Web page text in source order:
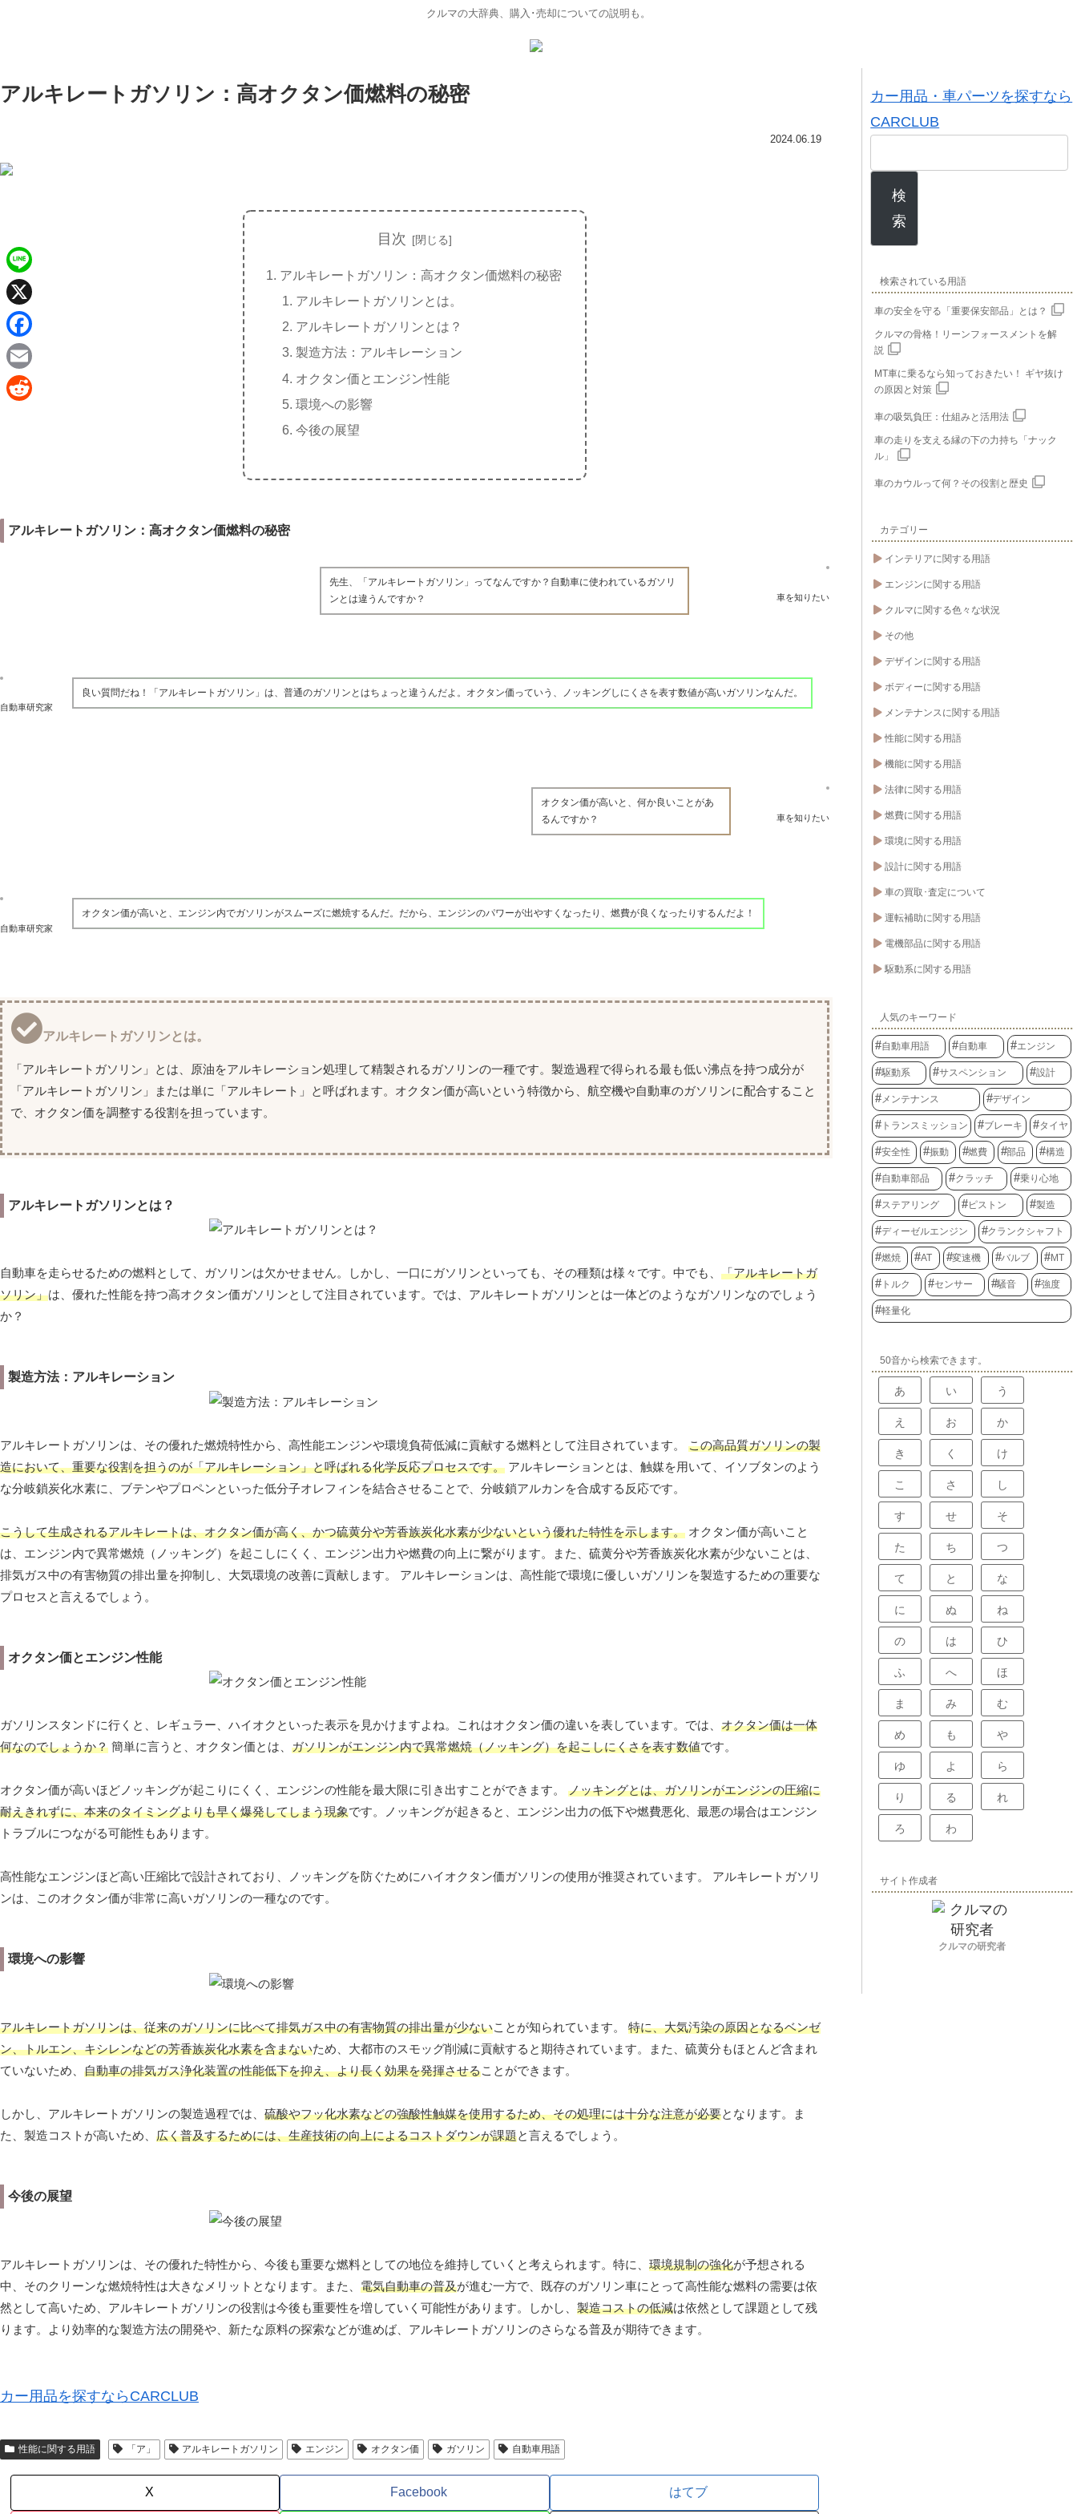
クルマの大辞典、購入･売却についての説明も。
アルキレートガソリン：高オクタン価燃料の秘密
2024.06.19
目次
アルキレートガソリン：高オクタン価燃料の秘密
アルキレートガソリンとは。
アルキレートガソリンとは？
製造方法：アルキレーション
オクタン価とエンジン性能
環境への影響
今後の展望
アルキレートガソリン：高オクタン価燃料の秘密
車を知りたい
先生、「アルキレートガソリン」ってなんですか？自動車に使われているガソリ
ンとは違うんですか？
自動車研究家
良い質問だね！「アルキレートガソリン」は、普通のガソリンとはちょっと違うんだよ。オクタン価っていう、ノッキングしにくさを表す数値が高いガソリンなんだ。
車を知りたい
オクタン価が高いと、何か良いことがあ
るんですか？
自動車研究家
オクタン価が高いと、エンジン内でガソリンがスムーズに燃焼するんだ。だから、エンジンのパワーが出やすくなったり、燃費が良くなったりするんだよ！
アルキレートガソリンとは。
「アルキレートガソリン」とは、原油をアルキレーション処理して精製されるガソリンの一種です。製造過程で得られる最も低い沸点を持つ成分が
「アルキレートガソリン」または単に「アルキレート」と呼ばれます。オクタン価が高いという特徴から、航空機や自動車のガソリンに配合すること
で、オクタン価を調整する役割を担っています。
アルキレートガソリンとは？
自動車を走らせるための燃料として、ガソリンは欠かせません。しかし、一口にガソリンといっても、その種類は様々です。中でも、 「アルキレートガ
ソリン」は、優れた性能を持つ高オクタン価ガソリンとして注目されています。では、アルキレートガソリンとは一体どのようなガソリンなのでしょう
か？
製造方法：アルキレーション
アルキレートガソリンは、その優れた燃焼特性から、高性能エンジンや環境負荷低減に貢献する燃料として注目されています。 この高品質ガソリンの製
造において、重要な役割を担うのが「アルキレーション」と呼ばれる化学反応プロセスです。 アルキレーションとは、触媒を用いて、イソブタンのよう
な分岐鎖炭化水素に、ブテンやプロペンといった低分子オレフィンを結合させることで、分岐鎖アルカンを合成する反応です。
こうして生成されるアルキレートは、オクタン価が高く、かつ硫黄分や芳香族炭化水素が少ないという優れた特性を示します。 オクタン価が高いこと
は、エンジン内で異常燃焼（ノッキング）を起こしにくく、エンジン出力や燃費の向上に繋がります。また、硫黄分や芳香族炭化水素が少ないことは、
排気ガス中の有害物質の排出量を抑制し、大気環境の改善に貢献します。 アルキレーションは、高性能で環境に優しいガソリンを製造するための重要な
プロセスと言えるでしょう。
オクタン価とエンジン性能
ガソリンスタンドに行くと、レギュラー、ハイオクといった表示を見かけますよね。これはオクタン価の違いを表しています。では、 オクタン価は一体
何なのでしょうか？ 簡単に言うと、オクタン価とは、 ガソリンがエンジン内で異常燃焼（ノッキング）を起こしにくさを表す数値です。
オクタン価が高いほどノッキングが起こりにくく、エンジンの性能を最大限に引き出すことができます。 ノッキングとは、ガソリンがエンジンの圧縮に
耐えきれずに、本来のタイミングよりも早く爆発してしまう現象です。ノッキングが起きると、エンジン出力の低下や燃費悪化、最悪の場合はエンジン
トラブルにつながる可能性もあります。
高性能なエンジンほど高い圧縮比で設計されており、ノッキングを防ぐためにハイオクタン価ガソリンの使用が推奨されています。 アルキレートガソリ
ンは、このオクタン価が非常に高いガソリンの一種なのです。
環境への影響
アルキレートガソリンは、従来のガソリンに比べて排気ガス中の有害物質の排出量が少ないことが知られています。 特に、大気汚染の原因となるベンゼ
ン、トルエン、キシレンなどの芳香族炭化水素を含まないため、大都市のスモッグ削減に貢献すると期待されています。また、硫黄分もほとんど含まれ
ていないため、 自動車の排気ガス浄化装置の性能低下を抑え、より長く効果を発揮させることができます。
しかし、アルキレートガソリンの製造過程では、 硫酸やフッ化水素などの強酸性触媒を使用するため、その処理には十分な注意が必要となります。ま
た、製造コストが高いため、 広く普及するためには、生産技術の向上によるコストダウンが課題と言えるでしょう。
今後の展望
アルキレートガソリンは、その優れた特性から、今後も重要な燃料としての地位を維持していくと考えられます。特に、 環境規制の強化が予想される
中、そのクリーンな燃焼特性は大きなメリットとなります。また、 電気自動車の普及が進む一方で、既存のガソリン車にとって高性能な燃料の需要は依
然として高いため、アルキレートガソリンの役割は今後も重要性を増していく可能性があります。しかし、 製造コストの低減は依然として課題として残
ります。より効率的な製造方法の開発や、新たな原料の探索などが進めば、アルキレートガソリンのさらなる普及が期待できます。
カー用品を探すならCARCLUB
性能に関する用語 「ア」 アルキレートガソリン エンジン オクタン価 ガソリン 自動車用語
X Facebook はてブ
カー用品・車パーツを探すなら
CARCLUB
検
索
検索されている用語
車の安全を守る「重要保安部品」とは？
クルマの骨格！リーンフォースメントを解
説
MT車に乗るなら知っておきたい！ ギヤ抜け
の原因と対策
車の吸気負圧：仕組みと活用法
車の走りを支える縁の下の力持ち「ナック
ル」
車のカウルって何？その役割と歴史
カテゴリー
インテリアに関する用語
エンジンに関する用語
クルマに関する色々な状況
その他
デザインに関する用語
ボディーに関する用語
メンテナンスに関する用語
性能に関する用語
機能に関する用語
法律に関する用語
燃費に関する用語
環境に関する用語
設計に関する用語
車の買取･査定について
運転補助に関する用語
電機部品に関する用語
駆動系に関する用語
人気のキーワード
自動車用語 自動車 エンジン
駆動系 サスペンション 設計
メンテナンス デザイン
トランスミッション ブレーキ タイヤ
安全性 振動 燃費 部品 構造
自動車部品 クラッチ 乗り心地
ステアリング ピストン 製造
ディーゼルエンジン クランクシャフト
燃焼 AT 変速機 バルブ MT
トルク センサー 騒音 強度
軽量化
50音から検索できます。
あ い う
え お か
き く け
こ さ し
す せ そ
た ち つ
て と な
に ぬ ね
の は ひ
ふ へ ほ
ま み む
め も や
ゆ よ ら
り る れ
ろ わ
サイト作成者
クルマの研究者
L
n
e
X
F
a
c
k
E